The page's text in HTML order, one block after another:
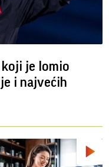
koji je lomio
i najvećih